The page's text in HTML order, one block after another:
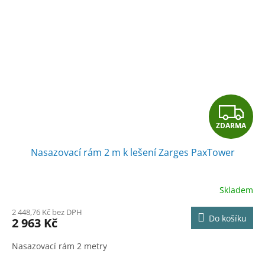
Z
D
R
M
A
ZDARMA
Nasazovací rám 2 m k lešení Zarges PaxTower
Skladem
2 448,76 Kč bez DPH
2 963 Kč Do košíku
Nasazovací rám 2 metry